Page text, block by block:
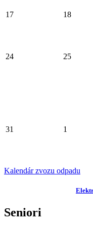
17 18
24 25
31 1
Kalendár zvozu odpadu
Seniori